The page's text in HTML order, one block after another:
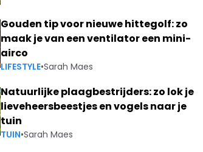
Gouden tip voor nieuwe hittegolf: zo
maak je van een ventilator een mini-
airco
LIFESTYLE•Sarah Maes
Natuurlijke plaagbestrijders: zo lok je
lieveheersbeestjes en vogels naar je
tuin
TUIN•Sarah Maes